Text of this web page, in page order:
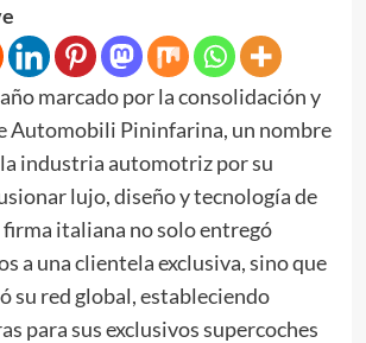
marcado por la consolidación y
Automobili Pininfarina, un nombre
industria automotriz por su
lujo, diseño y tecnología de
firma italiana no solo entregó
a una clientela exclusiva, sino que
su red global, estableciendo
para sus exclusivos supercoches